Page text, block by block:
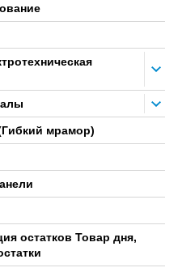
мрамор)
остатков Товар дня,